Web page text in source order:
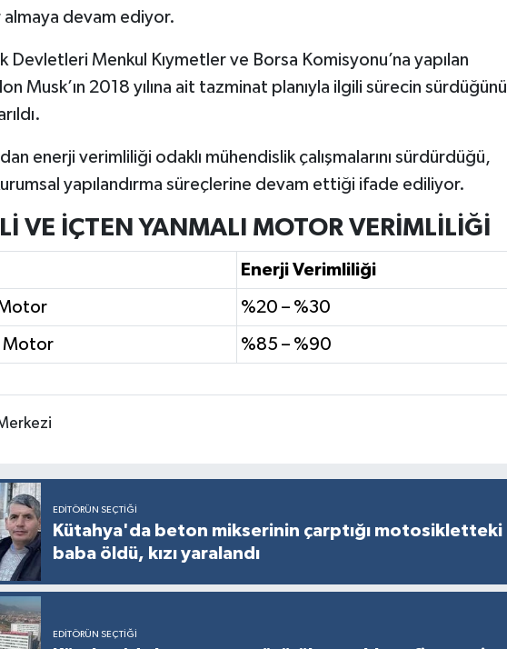
devam ediyor.
Devletleri Menkul Kıymetler ve Borsa Komisyonu’na yapılan
Musk’ın 2018 yılına ait tazminat planıyla ilgili sürecin sürdüğünü
enerji verimliliği odaklı mühendislik çalışmalarını sürdürdüğü,
yapılandırma süreçlerine devam ettiği ifade ediliyor.
VE İÇTEN YANMALI MOTOR VERİMLİLİĞİ
Enerji Verimliliği
Motor %20 – %30
Motor %85 – %90
EDITÖRÜN SEÇTIĞI
Kütahya'da beton mikserinin çarptığı motosikletteki
baba öldü, kızı yaralandı
EDITÖRÜN SEÇTIĞI